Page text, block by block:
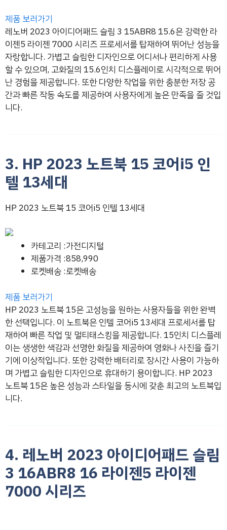
제품 보러가기
레노버 2023 아이디어패드 슬림 3 15ABR8 15.6은 강력한 라
이젠5 라이젠 7000 시리즈 프로세서를 탑재하여 뛰어난 성능을
자랑합니다. 가볍고 슬림한 디자인으로 어디서나 편리하게 사용
할 수 있으며, 고화질의 15.6인치 디스플레이로 시각적으로 뛰어
난 경험을 제공합니다. 또한 다양한 작업을 위한 충분한 저장 공
간과 빠른 작동 속도를 제공하여 사용자에게 높은 만족을 줄 것입
니다.
3. HP 2023 노트북 15 코어i5 인
텔 13세대
HP 2023 노트북 15 코어i5 인텔 13세대
카테고리 :가전디지털
제품가격 :858,990
로켓배송 :로켓배송
제품 보러가기
HP 2023 노트북 15은 고성능을 원하는 사용자들을 위한 완벽
한 선택입니다. 이 노트북은 인텔 코어i5 13세대 프로세서를 탑
재하여 빠른 작업 및 멀티태스킹을 제공합니다. 15인치 디스플레
이는 생생한 색감과 선명한 화질을 제공하여 영화나 사진을 즐기
기에 이상적입니다. 또한 강력한 배터리로 장시간 사용이 가능하
며 가볍고 슬림한 디자인으로 휴대하기 용이합니다. HP 2023
노트북 15은 높은 성능과 스타일을 동시에 갖춘 최고의 노트북입
니다.
4. 레노버 2023 아이디어패드 슬림
3 16ABR8 16 라이젠5 라이젠
7000 시리즈